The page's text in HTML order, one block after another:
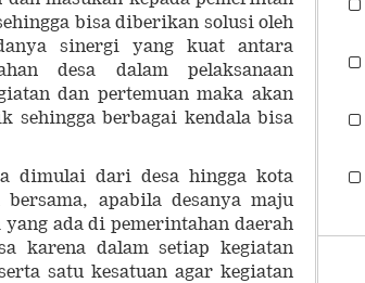
bisa diberikan solusi oleh
sinergi yang kuat antara
desa dalam pelaksanaan
dan pertemuan maka akan
sehingga berbagai kendala bisa
dimulai dari desa hingga kota
apabila desanya maju
ada di pemerintahan daerah
karena dalam setiap kegiatan
satu kesatuan agar kegiatan